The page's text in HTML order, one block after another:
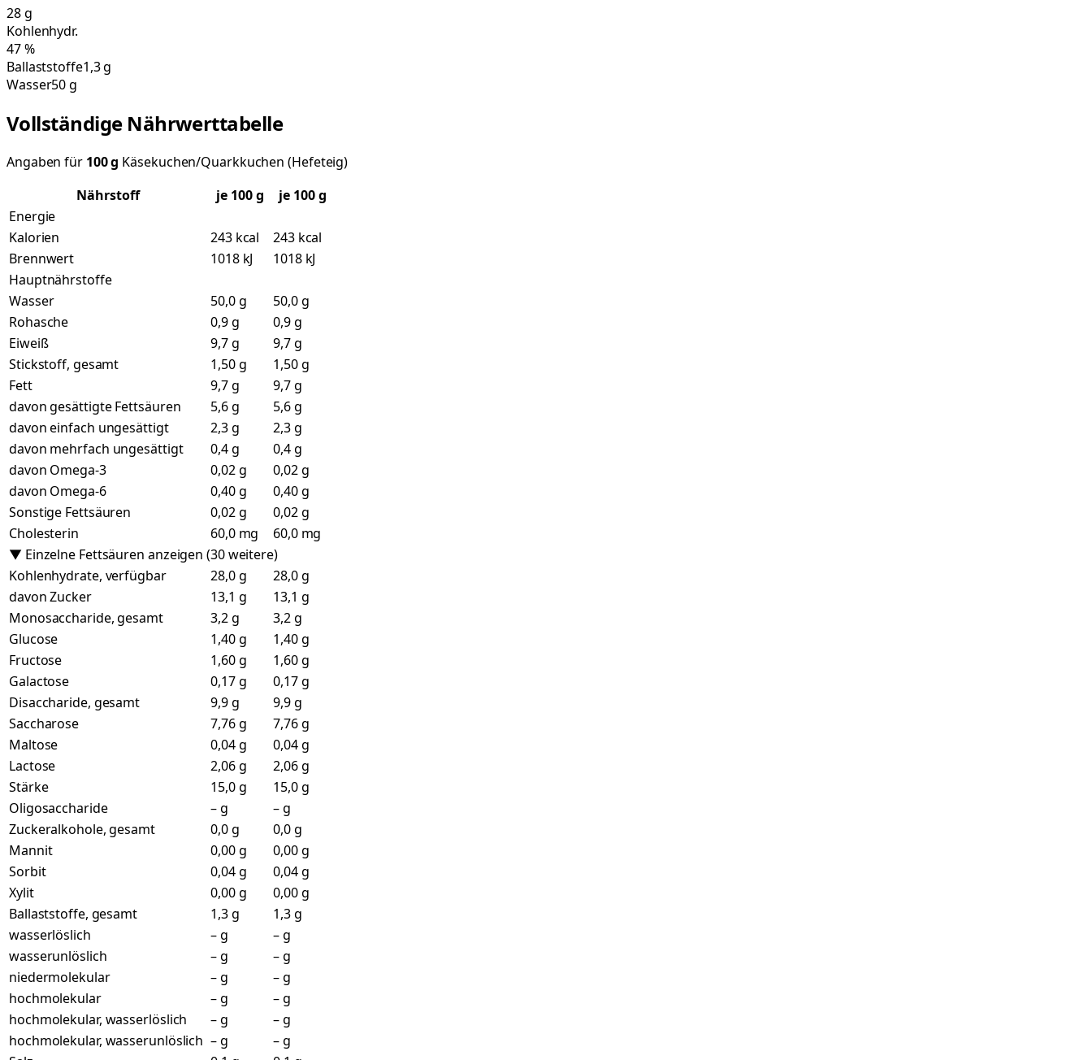
28g
Kohlenhydr.
47%
Ballaststoffe1,3 g
Wasser50 g
Vollständige Nährwerttabelle
Angaben für 100g Käsekuchen/Quarkkuchen (Hefeteig)
Nährstoff
je 100g
je 100 g
Energie
Kalorien
243 kcal
243 kcal
Brennwert
1018 kJ
1018 kJ
Hauptnährstoffe
Wasser
50,0 g
50,0 g
Rohasche
0,9 g
0,9 g
Eiweiß
9,7 g
9,7 g
Stickstoff, gesamt
1,50 g
1,50 g
Fett
9,7 g
9,7 g
davon gesättigte Fettsäuren
5,6 g
5,6 g
davon einfach ungesättigt
2,3 g
2,3 g
davon mehrfach ungesättigt
0,4 g
0,4 g
davon Omega-3
0,02 g
0,02 g
davon Omega-6
0,40 g
0,40 g
Sonstige Fettsäuren
0,02 g
0,02 g
Cholesterin
60,0 mg
60,0 mg
▼ Einzelne Fettsäuren anzeigen (30 weitere)
Kohlenhydrate, verfügbar
28,0 g
28,0 g
davon Zucker
13,1 g
13,1 g
Monosaccharide, gesamt
3,2 g
3,2 g
Glucose
1,40 g
1,40 g
Fructose
1,60 g
1,60 g
Galactose
0,17 g
0,17 g
Disaccharide, gesamt
9,9 g
9,9 g
Saccharose
7,76 g
7,76 g
Maltose
0,04 g
0,04 g
Lactose
2,06 g
2,06 g
Stärke
15,0 g
15,0 g
Oligosaccharide
– g
– g
Zuckeralkohole, gesamt
0,0 g
0,0 g
Mannit
0,00 g
0,00 g
Sorbit
0,04 g
0,04 g
Xylit
0,00 g
0,00 g
Ballaststoffe, gesamt
1,3 g
1,3 g
wasserlöslich
– g
– g
wasserunlöslich
– g
– g
niedermolekular
– g
– g
hochmolekular
– g
– g
hochmolekular, wasserlöslich
– g
– g
hochmolekular, wasserunlöslich – g
– g